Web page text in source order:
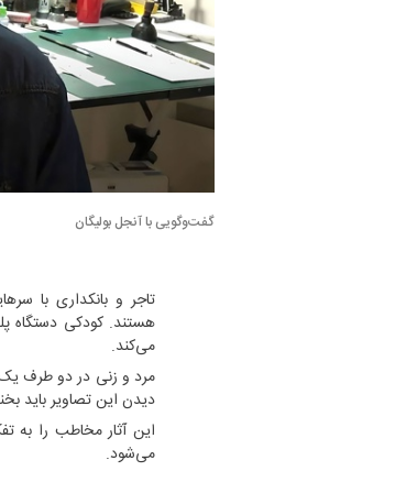
گفت‌و‌گویی با آنجل بولیگان
تاجر و بانکداری با
هستند. کودکی دستگاه
می‌کند.
مرد و زنی در دو طرف یک
دیدن این تصاویر باید
این آثار مخاطب را به
می‌شود.